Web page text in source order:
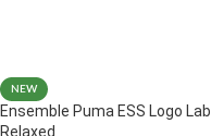
NEW
Ensemble Puma ESS Logo Lab
Relaxed